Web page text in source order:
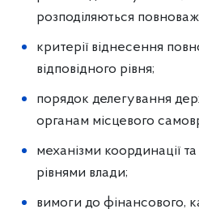
розподіляються
критерії віднесення
відповідного рівня;
порядок делегування
органам місцевого
механізми координації
рівнями влади;
вимоги до фінансового,